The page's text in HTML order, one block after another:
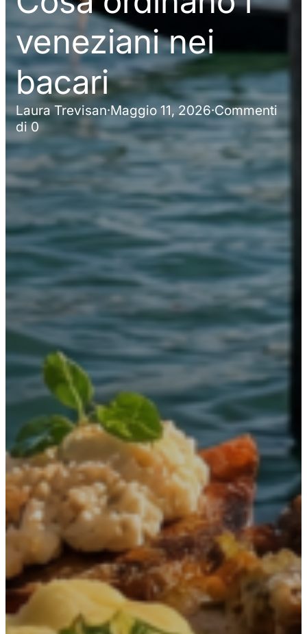
veneziani nei
bacari
Laura Trevisan·Maggio 11, 2026·Commenti
di 0